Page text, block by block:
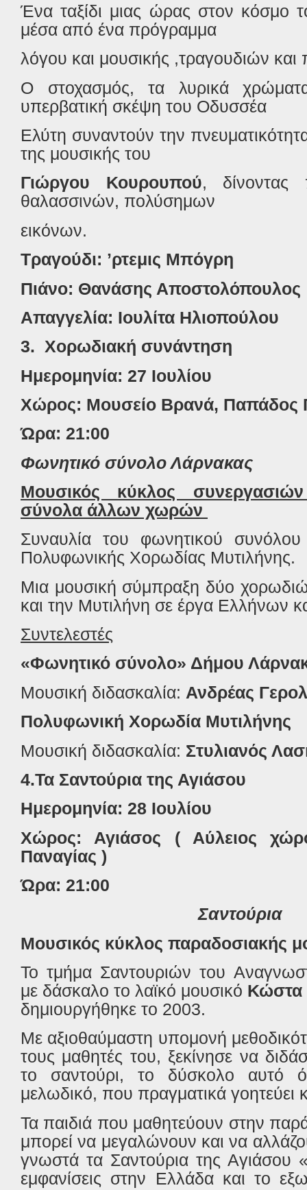
Ένα ταξίδι μιας ώρας στον κόσμο
μέσα από ένα πρόγραμμα
λόγου και μουσικής ,τραγουδιών και
Ο στοχασμός, τα λυρικά
υπερβατική σκέψη του Οδυσσέα
Ελύτη συναντούν την
της μουσικής του
Γιώργου Κουρουπού, δίνοντας
θαλασσινών, πολύσημων
εικόνων.
Τραγούδι: ʼρτεμις Μπόγρη
Πιάνο: Θανάσης Αποστολόπουλος
Απαγγελία: Ιουλίτα Ηλιοπούλου
3. Χορωδιακή συνάντηση
Ημερομηνία: 27 Ιουλίου
Χώρος: Μουσείο Βρανά, Παπάδος
Ώρα: 21:00
Φωνητικό σύνολο Λάρνακας
Μουσικός κύκλος συνεργασιών
σύνολα άλλων χωρών
Συναυλία του φωνητικού
Πολυφωνικής Χορωδίας Μυτιλήνης.
Μια μουσική σύμπραξη δύο
και την Μυτιλήνη σε έργα Ελλήνων
Συντελεστές
«Φωνητικό σύνολο» Δήμου
Μουσική διδασκαλία: Ανδρέας
Πολυφωνική Χορωδία Μυτιλήνης
Μουσική διδασκαλία: Στυλιανός
4.Τα Σαντούρια της Αγιάσου
Ημερομηνία: 28 Ιουλίου
Χώρος: Αγιάσος ( Αύλειος
Παναγίας )
Ώρα: 21:00
Σαντούρια
Μουσικός κύκλος παραδοσιακής
Το τμήμα Σαντουριών του
με δάσκαλο το λαϊκό μουσικό Κώστα
δημιουργήθηκε το 2003.
Με αξιοθαύμαστη υπομονή
τους μαθητές του, ξεκίνησε να
το σαντούρι, το δύσκολο αυτό
μελωδικό, που πραγματικά γοητεύει
Τα παιδιά που μαθητεύουν στην
μπορεί να μεγαλώνουν και να
γνωστά τα Σαντούρια της Αγιάσου
εμφανίσεις στην Ελλάδα και το